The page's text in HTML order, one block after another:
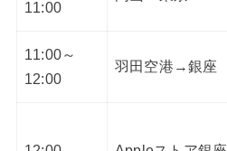
11:00
11:00～
12:00
羽田空港→銀座